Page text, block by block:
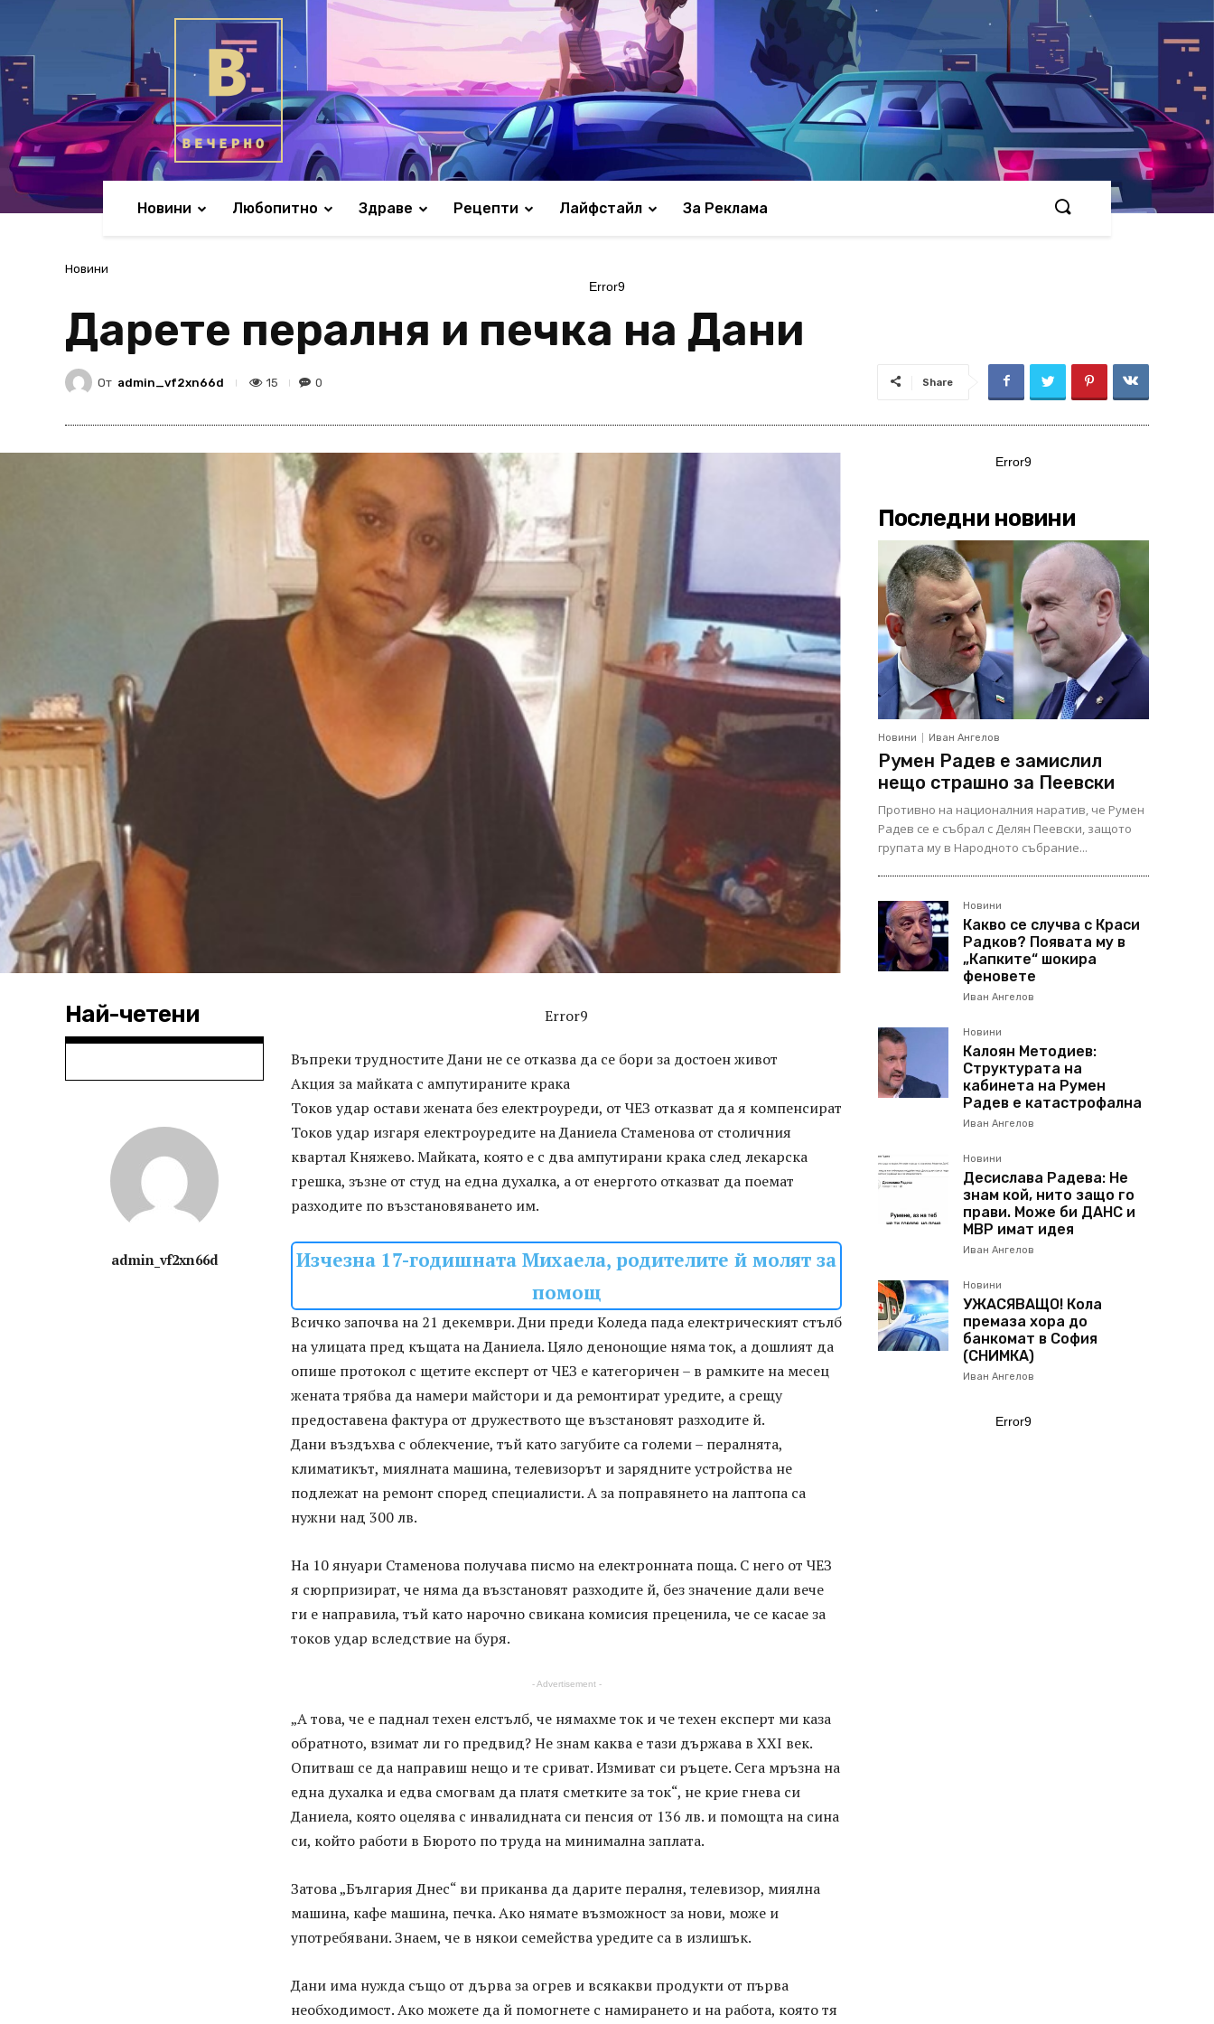
Новини Любопитно Здраве Рецепти Лайфстайл За Реклама
Новини
Error9
Дарете пералня и печка на Дани
От admin_vf2xn66d 15 0 Share
Най-четени
admin_vf2xn66d
Error9
Въпреки трудностите Дани не се отказва да се бори за достоен живот
Акция за майката с ампутираните крака
Токов удар остави жената без електроуреди, от ЧЕЗ отказват да я компенсират
Токов удар изгаря електроуредите на Даниела Стаменова от столичния
квартал Княжево. Майката, която е с два ампутирани крака след лекарска
грешка, зъзне от студ на една духалка, а от енергото отказват да поемат
разходите по възстановяването им.
Изчезна 17-годишната Михаела, родителите й молят за
помощ
Всичко започва на 21 декември. Дни преди Коледа пада електрическият стълб
на улицата пред къщата на Даниела. Цяло денонощие няма ток, а дошлият да
опише протокол с щетите експерт от ЧЕЗ е категоричен – в рамките на месец
жената трябва да намери майстори и да ремонтират уредите, а срещу
предоставена фактура от дружеството ще възстановят разходите й.
Дани въздъхва с облекчение, тъй като загубите са големи – пералнята,
климатикът, миялната машина, телевизорът и зарядните устройства не
подлежат на ремонт според специалисти. А за поправянето на лаптопа са
нужни над 300 лв.
На 10 януари Стаменова получава писмо на електронната поща. С него от ЧЕЗ
я сюрпризират, че няма да възстановят разходите й, без значение дали вече
ги е направила, тъй като нарочно свикана комисия преценила, че се касае за
токов удар вследствие на буря.
- Advertisement -
„А това, че е паднал техен елстълб, че нямахме ток и че техен експерт ми каза
обратното, взимат ли го предвид? Не знам каква е тази държава в XXI век.
Опитваш се да направиш нещо и те сриват. Измиват си ръцете. Сега мръзна на
една духалка и едва смогвам да платя сметките за ток“, не крие гнева си
Даниела, която оцелява с инвалидната си пенсия от 136 лв. и помощта на сина
си, който работи в Бюрото по труда на минимална заплата.
Затова „България Днес“ ви приканва да дарите пералня, телевизор, миялна
машина, кафе машина, печка. Ако нямате възможност за нови, може и
употребявани. Знаем, че в някои семейства уредите са в излишък.
Дани има нужда също от дърва за огрев и всякакви продукти от първа
необходимост. Ако можете да й помогнете с намирането и на работа, която тя
Error9
Последни новини
Новини Иван Ангелов
Румен Радев е замислил
нещо страшно за Пеевски
Противно на националния наратив, че Румен
Радев се е събрал с Делян Пеевски, защото
групата му в Народното събрание...
Новини
Какво се случва с Краси
Радков? Появата му в
„Капките“ шокира
феновете
Иван Ангелов
Новини
Калоян Методиев:
Структурата на
кабинета на Румен
Радев е катастрофална
Иван Ангелов
Новини
Десислава Радева: Не
знам кой, нито защо го
прави. Може би ДАНС и
МВР имат идея
Иван Ангелов
Новини
УЖАСЯВАЩО! Кола
премаза хора до
банкомат в София
(СНИМКА)
Иван Ангелов
Error9